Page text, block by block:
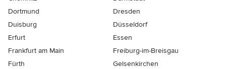
Dortmund
Dresden
Duisburg
Düsseldorf
Erfurt
Essen
Frankfurt am Main
Freiburg-im-Breisgau
Fürth
Gelsenkirchen